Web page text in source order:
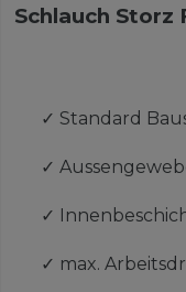
Schlauch Storz
✓ Standard
✓
✓
✓ max.